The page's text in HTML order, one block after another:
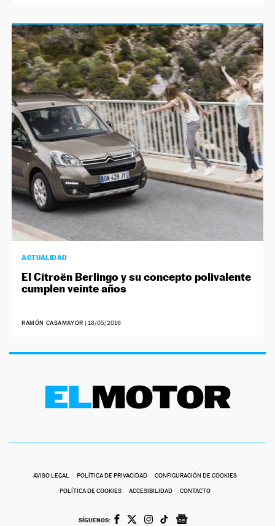
ACTUALIDAD
El Citroën Berlingo y su concepto polivalente
cumplen veinte años
RAMÓN CASAMAYOR | 18/05/2016
AVISO LEGAL POLÍTICA DE PRIVACIDAD CONFIGURACIÓN DE COOKIES
POLÍTICA DE COOKIES ACCESIBILIDAD CONTACTO
SÍGUENOS: